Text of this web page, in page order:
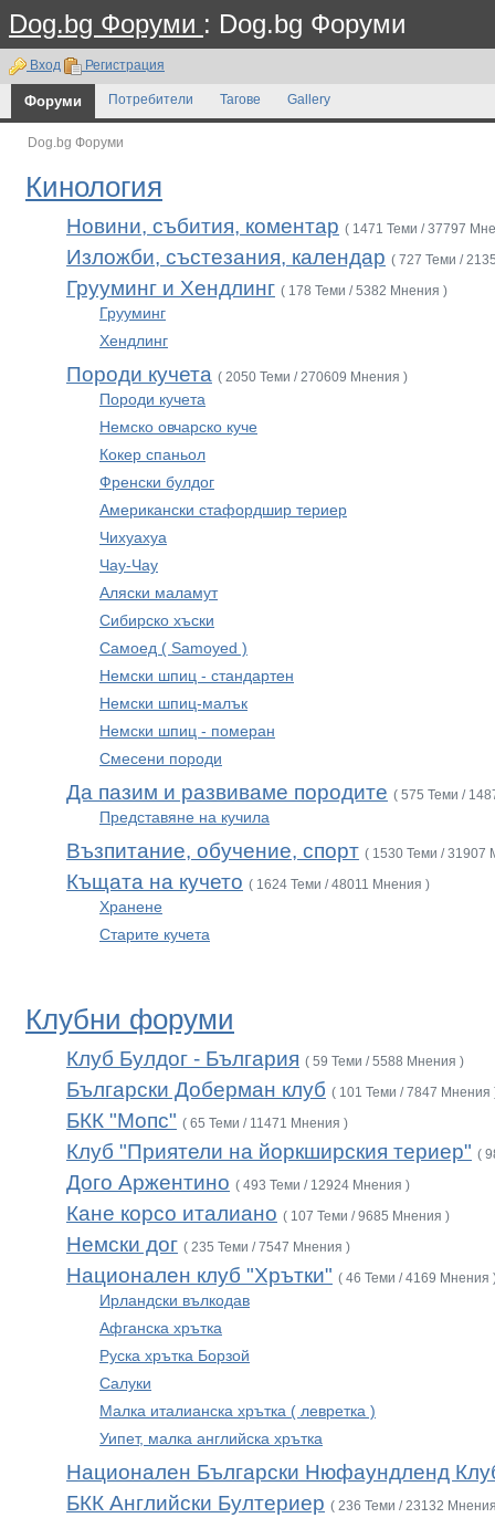
Dog.bg Форуми : Dog.bg Форуми
Вход Регистрация
Форуми Потребители Тагове Gallery
Dog.bg Форуми
Кинология
Новини, събития, коментар ( 1471 Теми / 37797
Изложби, състезания, календар ( 727 Теми /
Грууминг и Хендлинг ( 178 Теми / 5382 Мнения )
Грууминг
Хендлинг
Породи кучета ( 2050 Теми / 270609 Мнения )
Породи кучета
Немско овчарско куче
Кокер спаньол
Френски булдог
Американски стафордшир териер
Чихуахуа
Чау-Чау
Аляски маламут
Сибирско хъски
Самоед ( Samoyed )
Немски шпиц - стандартен
Немски шпиц-малък
Немски шпиц - померан
Смесени породи
Да пазим и развиваме породите ( 575 Теми /
Представяне на кучила
Възпитание, обучение, спорт ( 1530 Теми / 31907
Къщата на кучето ( 1624 Теми / 48011 Мнения )
Хранене
Старите кучета
Клубни форуми
Клуб Булдог - България ( 59 Теми / 5588 Мнения )
Български Доберман клуб ( 101 Теми / 7847 Мнения
БКК "Мопс" ( 65 Теми / 11471 Мнения )
Клуб "Приятели на йоркширския териер" (
Дого Аржентино ( 493 Теми / 12924 Мнения )
Кане корсо италиано ( 107 Теми / 9685 Мнения )
Немски дог ( 235 Теми / 7547 Мнения )
Национален клуб "Хрътки" ( 46 Теми / 4169 Мнения
Ирландски вълкодав
Афганска хрътка
Руска хрътка Борзой
Салуки
Малка италианска хрътка ( левретка )
Уипет, малка английска хрътка
Национален Български Нюфаундленд
БКК Английски Бултериер ( 236 Теми / 23132